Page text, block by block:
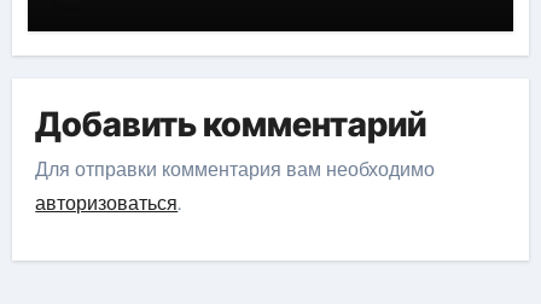
Добавить комментарий
Для отправки комментария вам необходимо
авторизоваться.